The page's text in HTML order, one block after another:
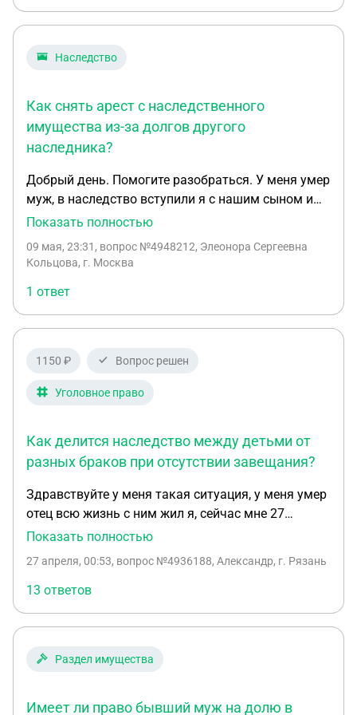
Наследство
Как снять арест с наследственного
имущества из-за долгов другого
наследника?
Добрый день. Помогите разобраться. У меня умер
муж, в наследство вступили я с нашим сыном и
его дочь от первого брака. Вступили и оформили
финансовые трудности и она перестала платить
приставы наложили арест на всё её имущество, в
том числе на унаследованное нами всеми. Что я
могу предпринять в таком случае, чтобы снять
Показать полностью
09 мая, 23:31 , вопрос №4948212, Элеонора Сергеевна
Кольцова, г. Москва
1 ответ
1150 ₽ Вопрос решен
Уголовное право
Как делится наследство между детьми от
разных браков при отсутствии завещания?
Здравствуйте у меня такая ситуация, у меня умер
отец всю жизнь с ним жил я, сейчас мне 27
полных лет. От него осталась квартира гараж и
у него есть дочь от первого брака. Она старше
меня ей сейчас 36 лет, по рассказам моего отца и
моей матери он всегда хотел поддерживать
отношения со своей дочерью , но его первая
дочери еще в малом возрасте, жена отвергала все
она даже его называла по имени а не отец. Когда
Показать полностью
27 апреля, 00:53, вопрос №4936188, Александр, г. Рязань
13 ответов
Раздел имущества
Имеет ли право бывший муж на долю в